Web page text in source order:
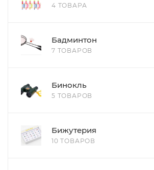
4 ТОВАРА
Бадминтон
7 ТОВАРОВ
Бинокль
5 ТОВАРОВ
Бижутерия
10 ТОВАРОВ